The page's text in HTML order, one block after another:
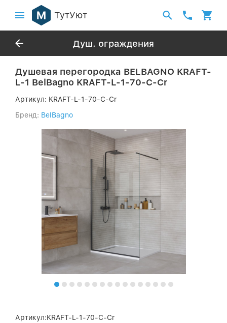
ТутУют
Душ. ограждения
Душевая перегородка BELBAGNO KRAFT-
L-1 BelBagno KRAFT-L-1-70-C-Cr
Артикул: KRAFT-L-1-70-C-Cr
Бренд: BelBagno
Артикул:KRAFT-L-1-70-C-Cr